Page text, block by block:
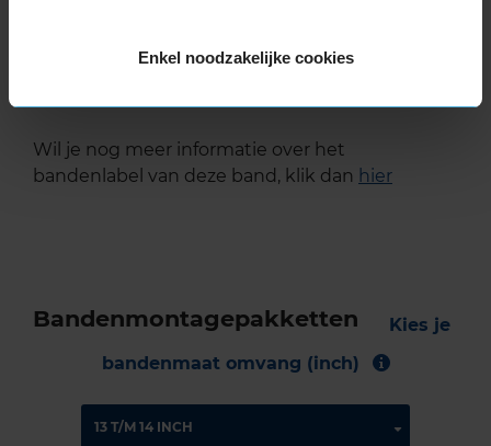
Enkel noodzakelijke cookies
met A-notering, wat betekent dat deze band
Wil je nog meer informatie over het
bandenlabel van deze band, klik dan hier
Bandenmontagepakketten
Kies je
bandenmaat omvang (inch)